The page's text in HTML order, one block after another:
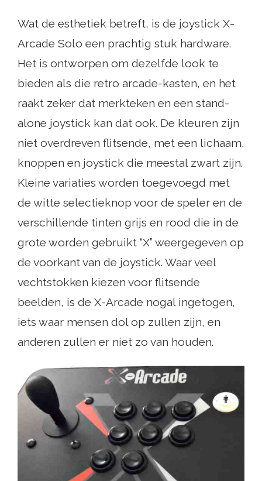
Wat de esthetiek betreft, is de joystick X-
Arcade Solo een prachtig stuk hardware.
Het is ontworpen om dezelfde look te
bieden als die retro arcade-kasten, en het
raakt zeker dat merkteken en een stand-
alone joystick kan dat ook. De kleuren zijn
niet overdreven flitsende, met een lichaam,
knoppen en joystick die meestal zwart zijn.
Kleine variaties worden toegevoegd met
de witte selectieknop voor de speler en de
verschillende tinten grijs en rood die in de
grote worden gebruikt “X” weergegeven op
de voorkant van de joystick. Waar veel
vechtstokken kiezen voor flitsende
beelden, is de X-Arcade nogal ingetogen,
iets waar mensen dol op zullen zijn, en
anderen zullen er niet zo van houden.